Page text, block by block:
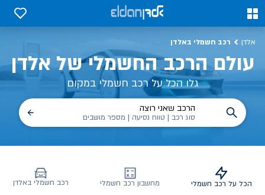
0
0
אלדן רכב חשמלי באלדן
עולם הרכב החשמלי של אלדן
גלו הכל על רכב חשמלי במקום
הרכב שאני רוצה
סוג רכב | טווח נסיעה | מספר מושבים
הכל על רכב חשמלי מחשבון רכב חשמלי רכב חשמלי באלדן